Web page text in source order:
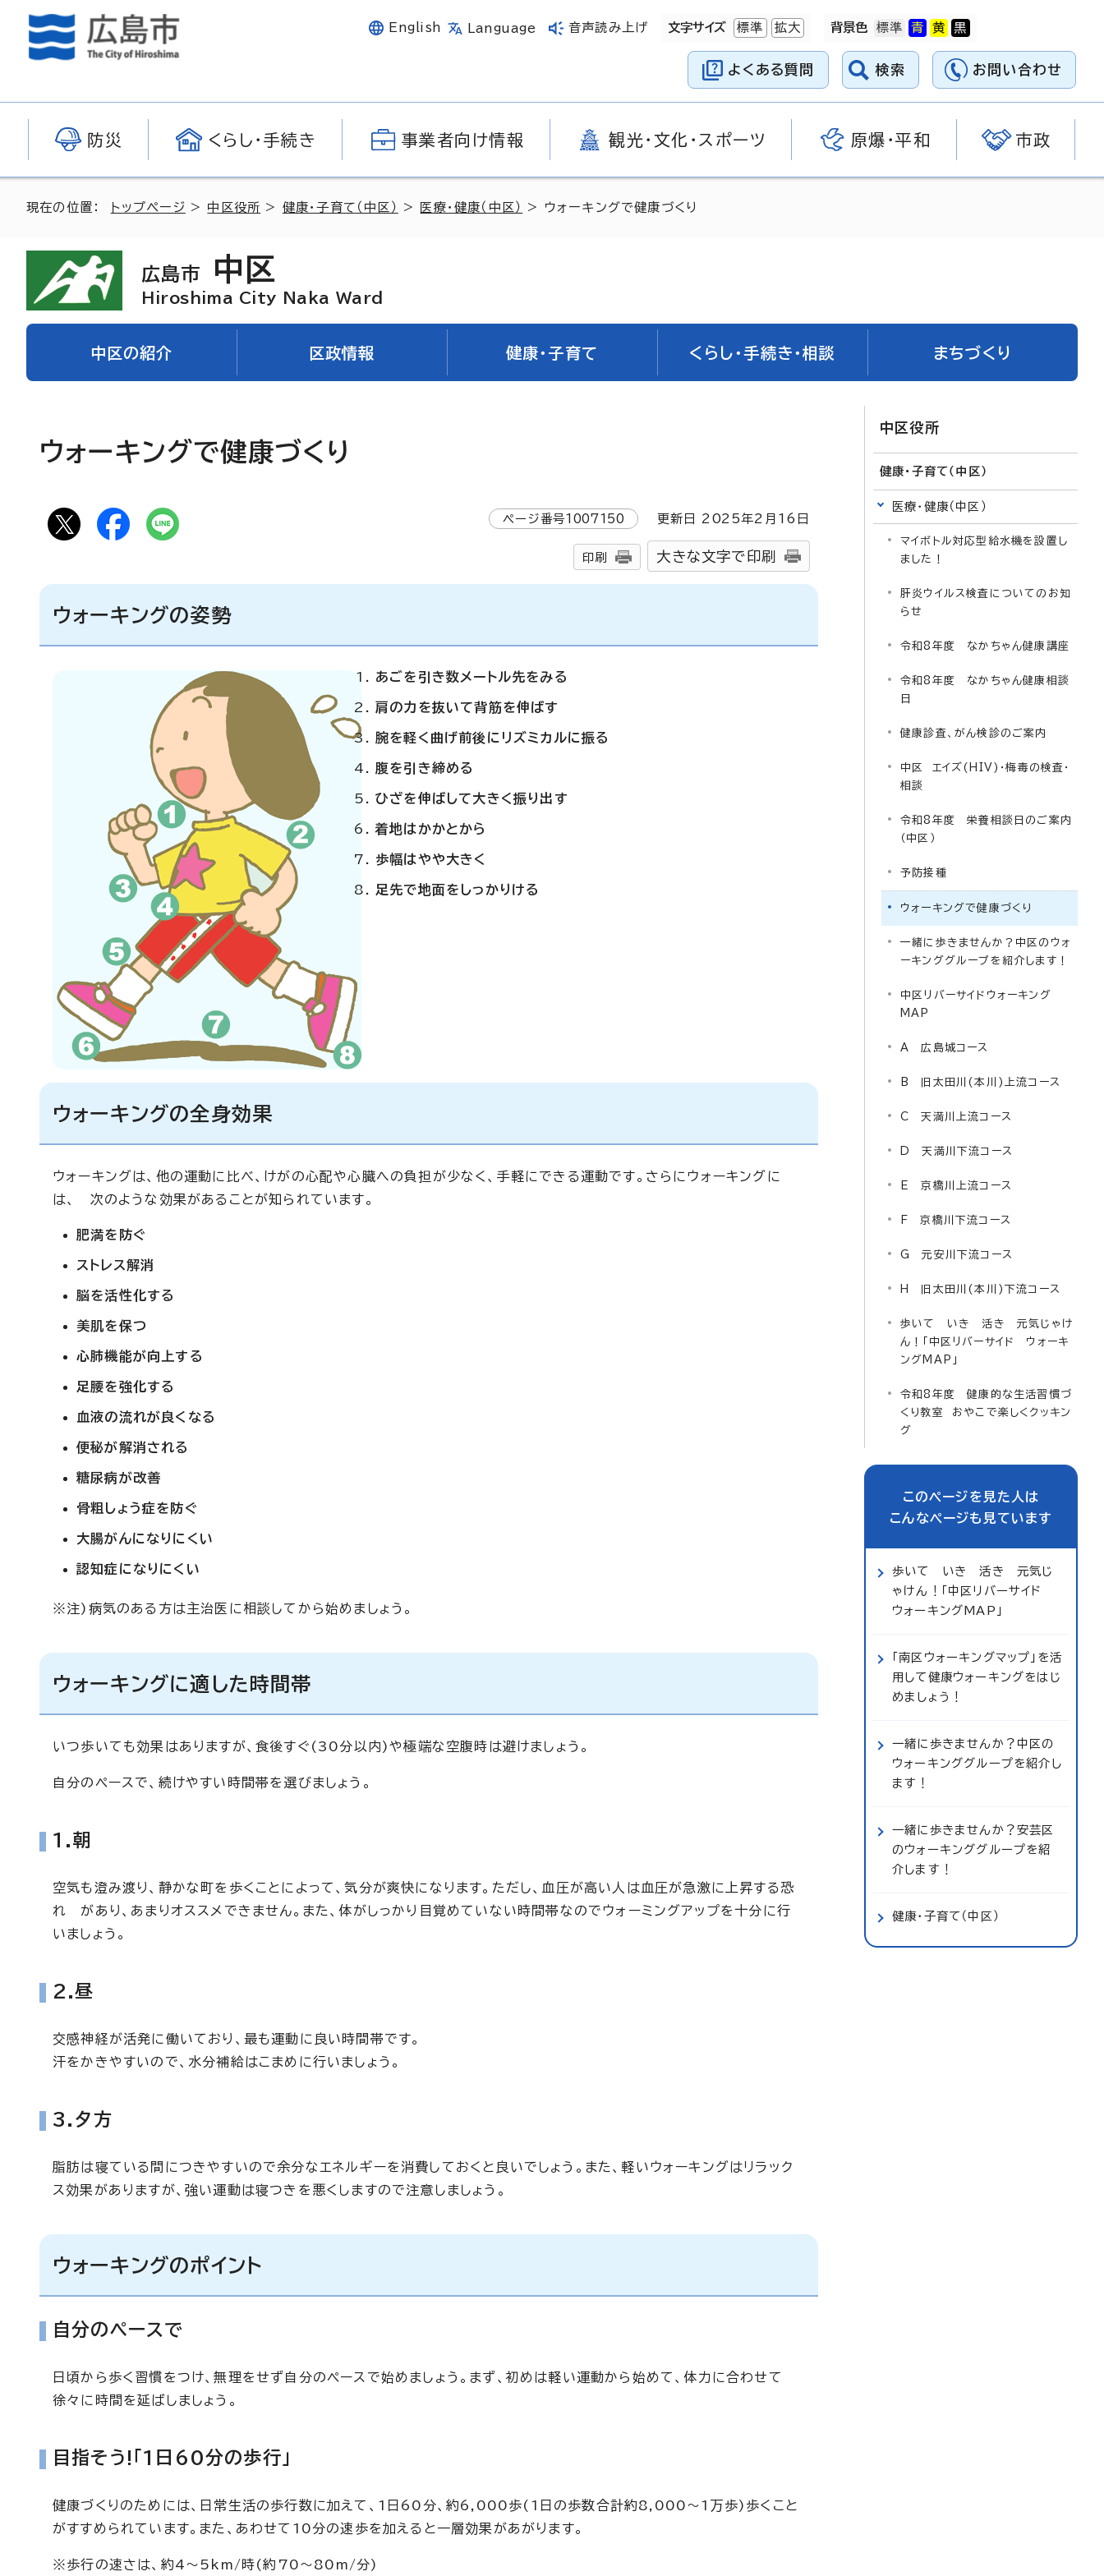
English Language 音声読み上げ 文字サイズ 標準 拡大 背景色
よくある質問 検索 お問い合わせ
防災 くらし・手続き 事業者向け情報 観光・文化・スポーツ 原爆・平和 市政
現在の位置： トップページ > 中区役所 > 健康・子育て（中区） > 医療・健康（中区） > ウォーキングで健康づくり
広島市 中区
Hiroshima City Naka Ward
中区の紹介 区政情報 健康・子育て くらし・手続き・相談 まちづくり
ウォーキングで健康づくり
ページ番号1007150 更新日 2025年2月 16 日
印刷 大きな文字で印刷
ウォーキングの姿勢
あごを引き数メートル先をみる
肩の力を抜いて背筋を伸ばす
腕を軽く曲げ前後にリズミカルに振る
腹を引き締める
ひざを伸ばして大きく振り出す
着地はかかとから
歩幅はやや大きく
足先で地面をしっかりける
ウォーキングの全身効果
ウォーキングは、他の運動に比べ、けがの心配や心臓への負担が少なく、手軽にできる運動です。さらにウォーキングに
は、 次のような効果があることが知られています。
肥満を防ぐ
ストレス解消
脳を活性化する
美肌を保つ
心肺機能が向上する
足腰を強化する
血液の流れが良くなる
便秘が解消される
糖尿病が改善
骨粗しょう症を防ぐ
大腸がんになりにくい
認知症になりにくい
※注)病気のある方は主治医に相談してから始めましょう。
ウォーキングに適した時間帯
いつ歩いても効果はありますが、食後すぐ(30分以内)や極端な空腹時は避けましょう。
自分のペースで、続けやすい時間帯を選びましょう。
1.朝
空気も澄み渡り、静かな町を歩くことによって、気分が爽快になります。ただし、血圧が高い人は血圧が急激に上昇する恐
れ があり、あまりオススメできません。また、体がしっかり目覚めていない時間帯なのでウォーミングアップを十分に行
いましょう。
2.昼
交感神経が活発に働いており、最も運動に良い時間帯です。
汗をかきやすいので、水分補給はこまめに行いましょう。
3.夕方
脂肪は寝ている間につきやすいので余分なエネルギーを消費しておくと良いでしょう。また、軽いウォーキングはリラック
ス効果がありますが、強い運動は寝つきを悪くしますので注意しましょう。
ウォーキングのポイント
自分のペースで
日頃から歩く習慣をつけ、無理をせず自分のペースで始めましょう。まず、初めは軽い運動から始めて、体力に合わせて
徐々に時間を延ばしましょう。
目指そう!「1日60分の歩行」
健康づくりのためには、日常生活の歩行数に加えて、1日60分、約6,000歩(1日の歩数合計約8,000～1万歩)歩くこと
がすすめられています。また、あわせて10分の速歩を加えると一層効果があがります。
※歩行の速さは、約4～5km/時(約70～80m/分)
中区役所
健康・子育て（中区）
医療・健康（中区）
マイボトル対応型給水機を設置し
ました！
肝炎ウイルス検査についてのお知
らせ
令和8年度 なかちゃん健康講座
令和8年度 なかちゃん健康相談
日
健康診査、がん検診のご案内
中区 エイズ(HIV)・梅毒の検査・
相談
令和8年度 栄養相談日のご案内
（中区）
予防接種
ウォーキングで健康づくり
一緒に歩きませんか？中区のウォ
ーキンググループを紹介します！
中区リバーサイドウォーキング
MAP
A 広島城コース
B 旧太田川(本川)上流コース
C 天満川上流コース
D 天満川下流コース
E 京橋川上流コース
F 京橋川下流コース
G 元安川下流コース
H 旧太田川(本川)下流コース
歩いて いき 活き 元気じゃけ
ん！「中区リバーサイド ウォーキ
ングMAP」
令和8年度 健康的な生活習慣づ
くり教室 おやこで楽しくクッキン
グ
このページを見た人は
こんなページも見ています
歩いて いき 活き 元気じ
ゃけん！「中区リバーサイド
ウォーキングMAP」
「南区ウォーキングマップ」を活
用して健康ウォーキングをはじ
めましょう！
一緒に歩きませんか？中区の
ウォーキンググループを紹介し
ます！
一緒に歩きませんか？安芸区
のウォーキンググループを紹
介します！
健康・子育て（中区）